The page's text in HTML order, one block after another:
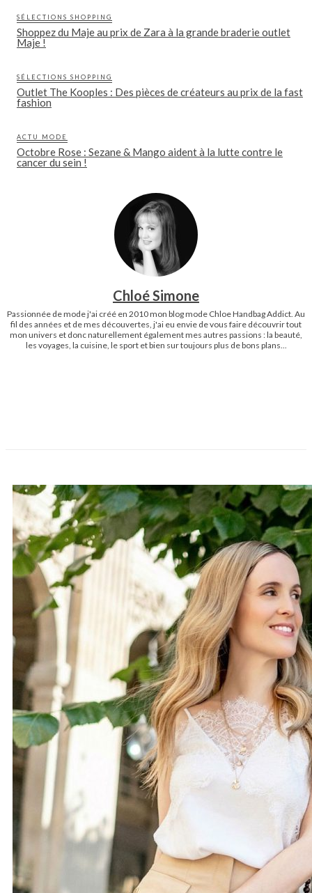
SÉLECTIONS SHOPPING
Shoppez du Maje au prix de Zara à la grande braderie outlet
Maje !
SÉLECTIONS SHOPPING
Outlet The Kooples : Des pièces de créateurs au prix de la fast
fashion
ACTU MODE
Octobre Rose : Sezane & Mango aident à la lutte contre le
cancer du sein !
Chloé Simone
Passionnée de mode j'ai créé en 2010 mon blog mode Chloe Handbag Addict. Au
fil des années et de mes découvertes, j'ai eu envie de vous faire découvrir tout
mon univers et donc naturellement également mes autres passions : la beauté,
les voyages, la cuisine, le sport et bien sur toujours plus de bons plans...